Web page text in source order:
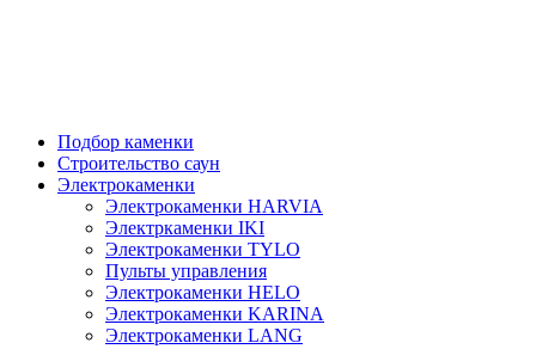
Подбор каменки
Строительство саун
Электрокаменки
Электрокаменки HARVIA
Электркаменки IKI
Электрокаменки TYLO
Пульты управления
Электрокаменки HELO
Электрокаменки KARINA
Электрокаменки LANG